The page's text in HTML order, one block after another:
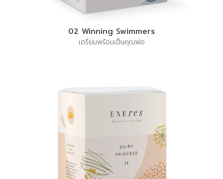
02 Winning Swimmers
เตรียมพร้อมเป็นคุณพ่อ